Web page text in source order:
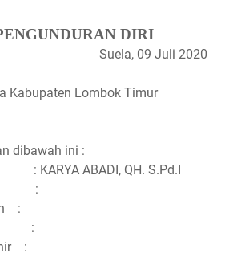
DIRI
Suela, 09 Juli 2020
Kabupaten Lombok Timur
dibawah ini :
: KARYA ABADI, QH. S.Pd.I
:
:
:
: